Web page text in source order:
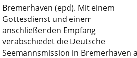
Bremerhaven (epd). Mit einem
Gottesdienst und einem
anschließenden Empfang
verabschiedet die Deutsche
Seemannsmission in Bremerhaven